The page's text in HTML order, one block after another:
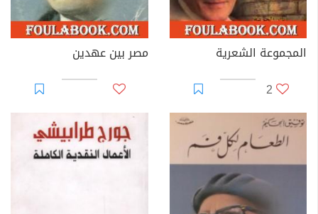
المجموعة الشعرية
2
مصر بين عهدين